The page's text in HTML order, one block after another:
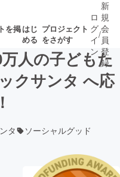
を掲はじ
める
プロジェクト
をさがす
募集終了が近いプ
音楽
ロ
グ
イ
ン
/
新
規
会
員
登
録
人の子どもた
クサンタ へ応
タ ソーシャルグッド